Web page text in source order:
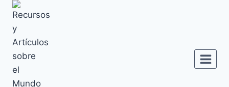
Saltar
contenido